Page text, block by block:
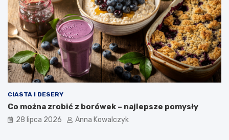
CIASTA I DESERY
Co można zrobić z borówek – najlepsze pomysły
28 lipca 2026 Anna Kowalczyk